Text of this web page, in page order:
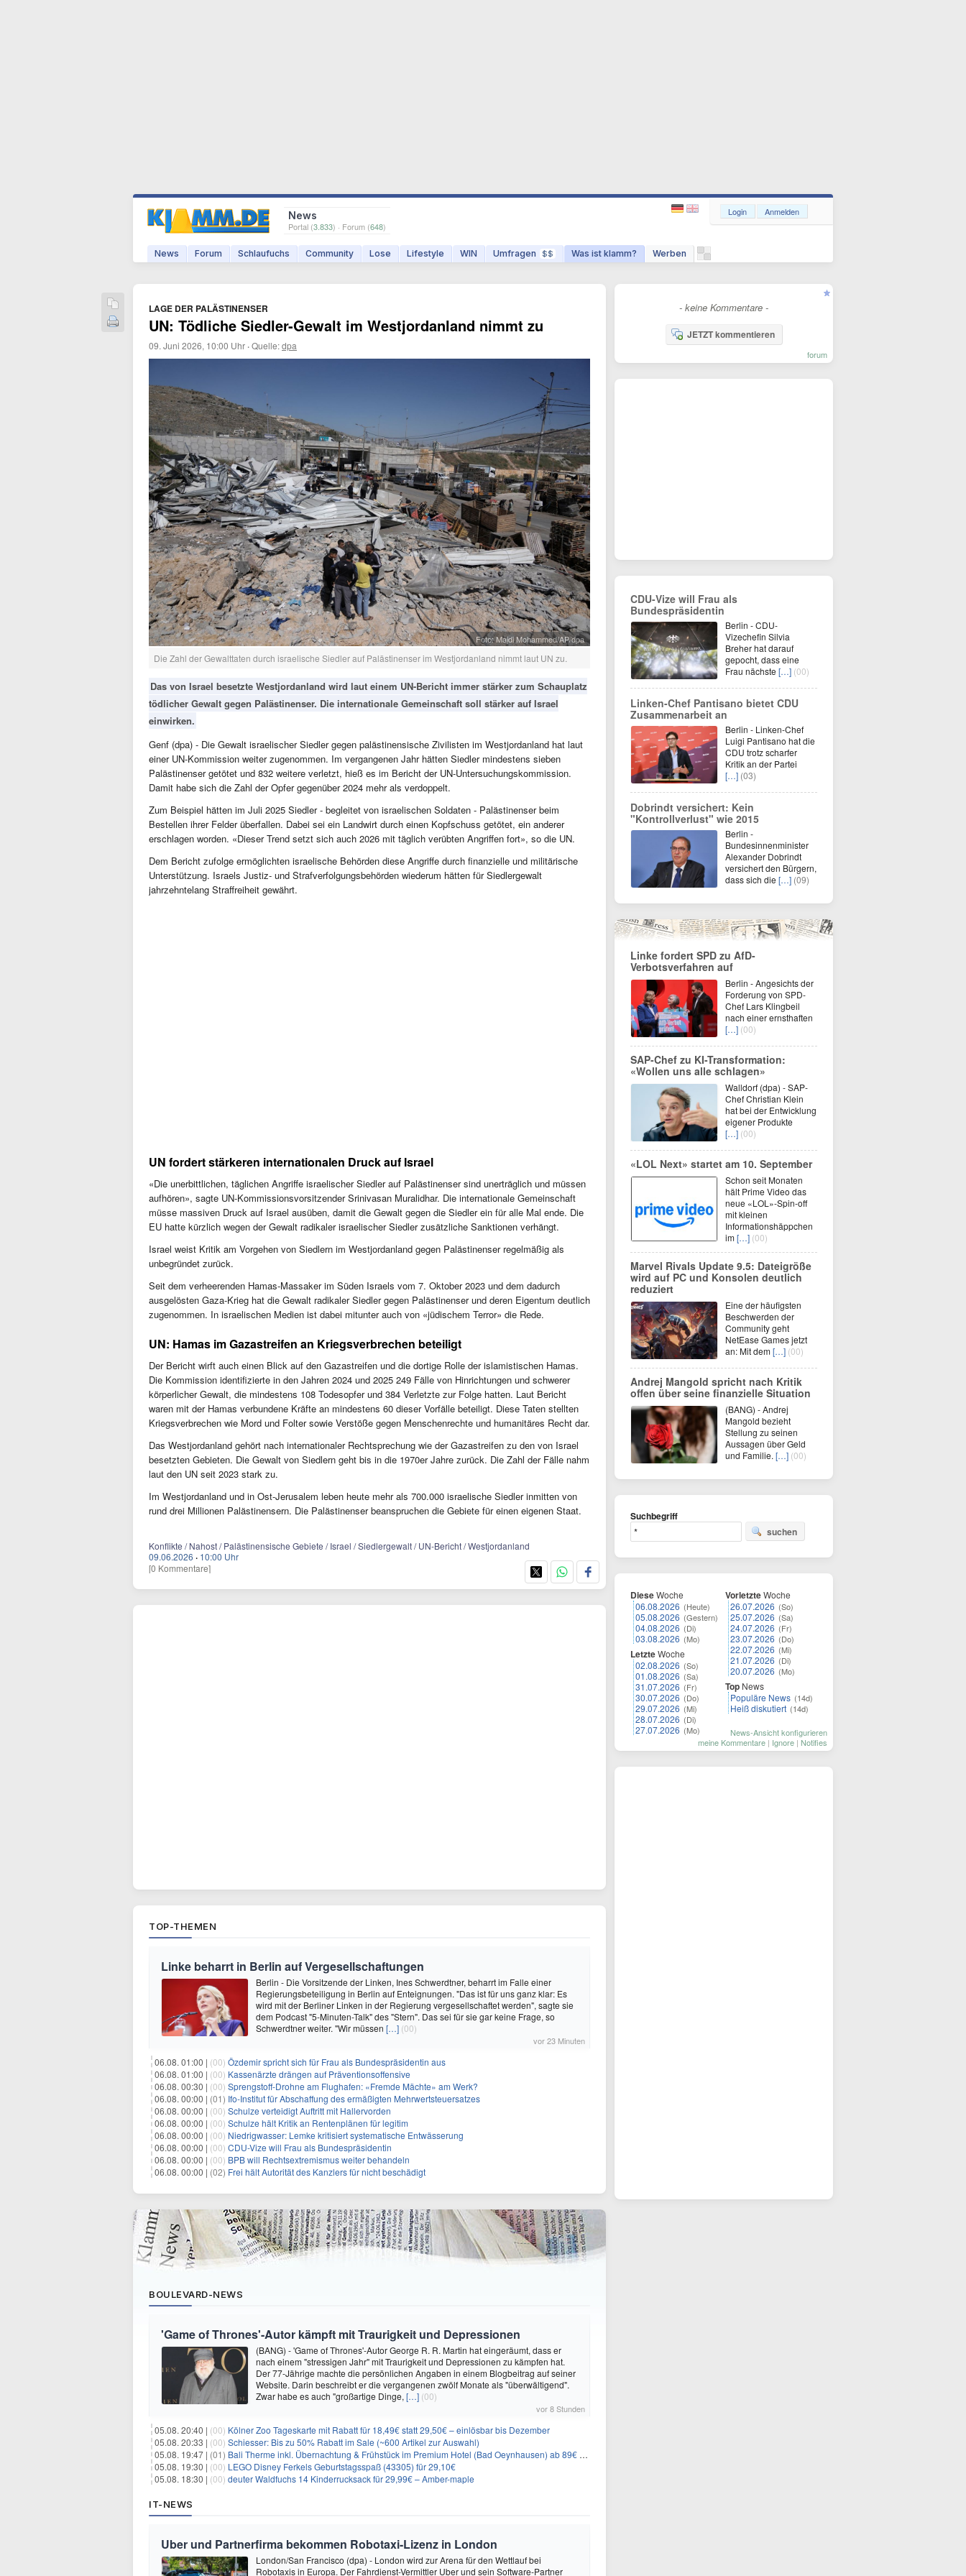
News
Portal (3.833) · Forum (648)
News Forum Schlaufuchs Community Lose Lifestyle WIN Umfragen $$ Was ist klamm? Werben
Login Anmelden
LAGE DER PALÄSTINENSER
UN: Tödliche Siedler-Gewalt im Westjordanland nimmt zu
09. Juni 2026, 10:00 Uhr ·Quelle:dpa
Foto: Majdi Mohammed/AP/dpa
Die Zahl der Gewalttaten durch israelische Siedler auf Palästinenser im Westjordanland nimmt laut UN zu.
Das von Israel besetzte Westjordanland wird laut einem UN-Bericht immer stärker zum Schauplatz
tödlicher Gewalt gegen Palästinenser. Die internationale Gemeinschaft soll stärker auf Israel
einwirken.
Genf (dpa) - Die Gewalt israelischer Siedler gegen palästinensische Zivilisten im Westjordanland hat laut
einer UN-Kommission weiter zugenommen. Im vergangenen Jahr hätten Siedler mindestens sieben
Palästinenser getötet und 832 weitere verletzt, hieß es im Bericht der UN-Untersuchungskommission.
Damit habe sich die Zahl der Opfer gegenüber 2024 mehr als verdoppelt.
Zum Beispiel hätten im Juli 2025 Siedler - begleitet von israelischen Soldaten - Palästinenser beim
Bestellen ihrer Felder überfallen. Dabei sei ein Landwirt durch einen Kopfschuss getötet, ein anderer
erschlagen worden. «Dieser Trend setzt sich auch 2026 mit täglich verübten Angriffen fort», so die UN.
Dem Bericht zufolge ermöglichten israelische Behörden diese Angriffe durch finanzielle und militärische
Unterstützung. Israels Justiz- und Strafverfolgungsbehörden wiederum hätten für Siedlergewalt
jahrzehntelang Straffreiheit gewährt.
UN fordert stärkeren internationalen Druck auf Israel
«Die unerbittlichen, täglichen Angriffe israelischer Siedler auf Palästinenser sind unerträglich und müssen
aufhören», sagte UN-Kommissionsvorsitzender Srinivasan Muralidhar. Die internationale Gemeinschaft
müsse massiven Druck auf Israel ausüben, damit die Gewalt gegen die Siedler ein für alle Mal ende. Die
EU hatte kürzlich wegen der Gewalt radikaler israelischer Siedler zusätzliche Sanktionen verhängt.
Israel weist Kritik am Vorgehen von Siedlern im Westjordanland gegen Palästinenser regelmäßig als
unbegründet zurück.
Seit dem verheerenden Hamas-Massaker im Süden Israels vom 7. Oktober 2023 und dem dadurch
ausgelösten Gaza-Krieg hat die Gewalt radikaler Siedler gegen Palästinenser und deren Eigentum deutlich
zugenommen. In israelischen Medien ist dabei mitunter auch von «jüdischem Terror» die Rede.
UN: Hamas im Gazastreifen an Kriegsverbrechen beteiligt
Der Bericht wirft auch einen Blick auf den Gazastreifen und die dortige Rolle der islamistischen Hamas.
Die Kommission identifizierte in den Jahren 2024 und 2025 249 Fälle von Hinrichtungen und schwerer
körperlicher Gewalt, die mindestens 108 Todesopfer und 384 Verletzte zur Folge hatten. Laut Bericht
waren mit der Hamas verbundene Kräfte an mindestens 60 dieser Vorfälle beteiligt. Diese Taten stellten
Kriegsverbrechen wie Mord und Folter sowie Verstöße gegen Menschenrechte und humanitäres Recht dar.
Das Westjordanland gehört nach internationaler Rechtsprechung wie der Gazastreifen zu den von Israel
besetzten Gebieten. Die Gewalt von Siedlern geht bis in die 1970er Jahre zurück. Die Zahl der Fälle nahm
laut den UN seit 2023 stark zu.
Im Westjordanland und in Ost-Jerusalem leben heute mehr als 700.000 israelische Siedler inmitten von
rund drei Millionen Palästinensern. Die Palästinenser beanspruchen die Gebiete für einen eigenen Staat.
Konflikte / Nahost / Palästinensische Gebiete / Israel / Siedlergewalt / UN-Bericht / Westjordanland
09.06.2026 · 10:00 Uhr
[0 Kommentare]
TOP-THEMEN
Linke beharrt in Berlin auf Vergesellschaftungen
Berlin - Die Vorsitzende der Linken, Ines Schwerdtner, beharrt im Falle einer
Regierungsbeteiligung in Berlin auf Enteignungen. "Das ist für uns ganz klar: Es
wird mit der Berliner Linken in der Regierung vergesellschaftet werden", sagte sie
dem Podcast "5-Minuten-Talk" des "Stern". Das sei für sie gar keine Frage, so
Schwerdtner weiter. "Wir müssen […] (00)
vor 23 Minuten
06.08. 01:00 | (00) Özdemir spricht sich für Frau als Bundespräsidentin aus
06.08. 01:00 | (00) Kassenärzte drängen auf Präventionsoffensive
06.08. 00:30 | (00) Sprengstoff-Drohne am Flughafen: «Fremde Mächte» am Werk?
06.08. 00:00 | (01) Ifo-Institut für Abschaffung des ermäßigten Mehrwertsteuersatzes
06.08. 00:00 | (00) Schulze verteidigt Auftritt mit Hallervorden
06.08. 00:00 | (00) Schulze hält Kritik an Rentenplänen für legitim
06.08. 00:00 | (00) Niedrigwasser: Lemke kritisiert systematische Entwässerung
06.08. 00:00 | (00) CDU-Vize will Frau als Bundespräsidentin
06.08. 00:00 | (00) BPB will Rechtsextremismus weiter behandeln
06.08. 00:00 | (02) Frei hält Autorität des Kanzlers für nicht beschädigt
BOULEVARD-NEWS
'Game of Thrones'-Autor kämpft mit Traurigkeit und Depressionen
(BANG) - 'Game of Thrones'-Autor George R. R. Martin hat eingeräumt, dass er
nach einem "stressigen Jahr" mit Traurigkeit und Depressionen zu kämpfen hat.
Der 77-Jährige machte die persönlichen Angaben in einem Blogbeitrag auf seiner
Website. Darin beschreibt er die vergangenen zwölf Monate als "überwältigend".
Zwar habe es auch "großartige Dinge, […] (00)
vor 8 Stunden
05.08. 20:40 | (00) Kölner Zoo Tageskarte mit Rabatt für 18,49€ statt 29,50€ – einlösbar bis Dezember
05.08. 20:33 | (00) Schiesser: Bis zu 50% Rabatt im Sale (~600 Artikel zur Auswahl)
05.08. 19:47 | (01) Bali Therme inkl. Übernachtung & Frühstück im Premium Hotel (Bad Oeynhausen) ab 89€ p.P.
05.08. 19:30 | (00) LEGO Disney Ferkels Geburtstagsspaß (43305) für 29,10€
05.08. 18:30 | (00) deuter Waldfuchs 14 Kinderrucksack für 29,99€ – Amber-maple
IT-NEWS
Uber und Partnerfirma bekommen Robotaxi-Lizenz in London
London/San Francisco (dpa) - London wird zur Arena für den Wettlauf bei
Robotaxis in Europa. Der Fahrdienst-Vermittler Uber und sein Software-Partner
- keine Kommentare -
JETZT kommentieren
forum
CDU-Vize will Frau als
Bundespräsidentin
Berlin - CDU-
Vizechefin Silvia
Breher hat darauf
gepocht, dass eine
Frau nächste […] (00)
Linken-Chef Pantisano bietet CDU
Zusammenarbeit an
Berlin - Linken-Chef
Luigi Pantisano hat die
CDU trotz scharfer
Kritik an der Partei
[…] (03)
Dobrindt versichert: Kein
"Kontrollverlust" wie 2015
Berlin -
Bundesinnenminister
Alexander Dobrindt
versichert den Bürgern,
dass sich die […] (09)
Linke fordert SPD zu AfD-
Verbotsverfahren auf
Berlin - Angesichts der
Forderung von SPD-
Chef Lars Klingbeil
nach einer ernsthaften
[…] (00)
SAP-Chef zu KI-Transformation:
«Wollen uns alle schlagen»
Walldorf (dpa) - SAP-
Chef Christian Klein
hat bei der Entwicklung
eigener Produkte
[…] (00)
«LOL Next» startet am 10. September
Schon seit Monaten
hält Prime Video das
neue «LOL»-Spin-off
mit kleinen
Informationshäppchen
im[…] (00)
Marvel Rivals Update 9.5: Dateigröße
wird auf PC und Konsolen deutlich
reduziert
Eine der häufigsten
Beschwerden der
Community geht
NetEase Games jetzt
an: Mit dem[…] (00)
Andrej Mangold spricht nach Kritik
offen über seine finanzielle Situation
(BANG) - Andrej
Mangold bezieht
Stellung zu seinen
Aussagen über Geld
und Familie. […] (00)
Suchbegriff
suchen
DieseWoche
06.08.2026 (Heute)
05.08.2026 (Gestern)
04.08.2026 (Di)
03.08.2026 (Mo)
LetzteWoche
02.08.2026 (So)
01.08.2026 (Sa)
31.07.2026 (Fr)
30.07.2026 (Do)
29.07.2026 (Mi)
28.07.2026 (Di)
27.07.2026 (Mo)
VorletzteWoche
26.07.2026 (So)
25.07.2026 (Sa)
24.07.2026 (Fr)
23.07.2026 (Do)
22.07.2026 (Mi)
21.07.2026 (Di)
20.07.2026 (Mo)
Top News
Populäre News (14d)
Heiß diskutiert (14d)
News-Ansicht konfigurieren
meine Kommentare | Ignore | Notifies